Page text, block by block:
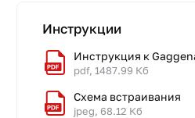
Инструкции
Инструкция к
pdf, 1487.99 Кб
Схема встраивания
jpeg, 68.12 Кб